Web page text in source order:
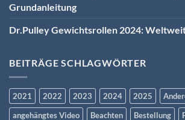
Grundanleitung
Dr.Pulley Gewichtsrollen 2024:
BEITRÄGE SCHLAGWÖRTER
2021 2022 2023 2024 2025
angehängtes Video
Beachten Bestellung